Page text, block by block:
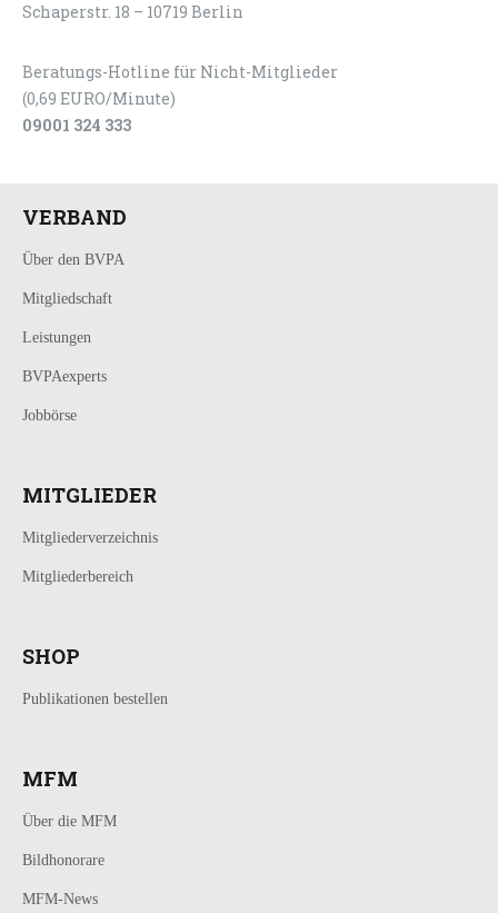
Schaperstr. 18 – 10719 Berlin
Beratungs-Hotline für Nicht-Mitglieder
(0,69 EURO/Minute)
09001 324 333
VERBAND
Über den BVPA
Mitgliedschaft
Leistungen
BVPAexperts
Jobbörse
MITGLIEDER
Mitgliederverzeichnis
Mitgliederbereich
SHOP
Publikationen bestellen
MFM
Über die MFM
Bildhonorare
MFM-News